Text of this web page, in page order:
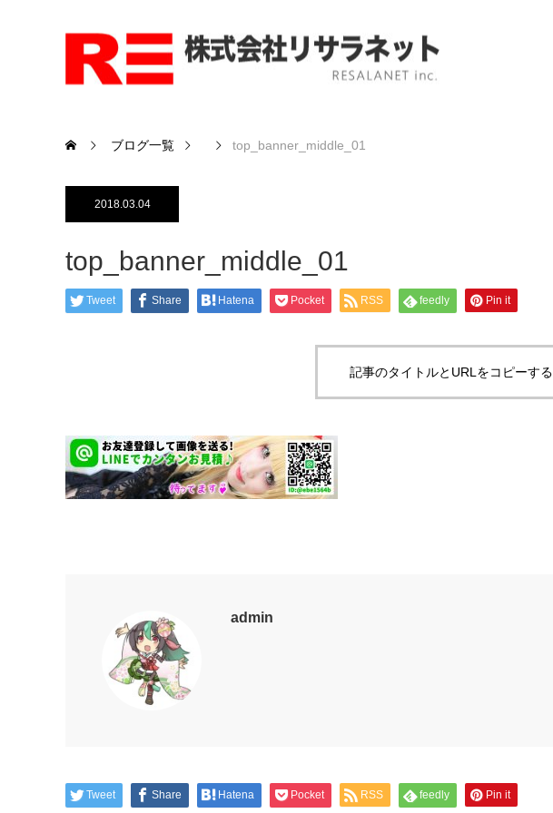
ブログ一覧 top_banner_middle_01
2018.03.04
top_banner_middle_01
Tweet Share Hatena Pocket RSS feedly Pin it
記事のタイトルとURLをコピーする
admin
Tweet Share Hatena Pocket RSS feedly Pin it